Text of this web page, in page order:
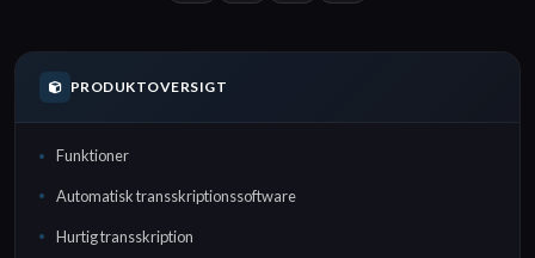
PRODUKTOVERSIGT
Funktioner
Automatisk transskriptionssoftware
Hurtig transskription